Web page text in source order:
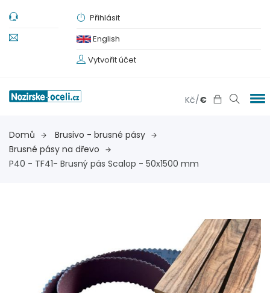
Přihlásit
English
Vytvořit účet
Kč/€
Domů
Brusivo - brusné pásy
Brusné pásy na dřevo
P40 - TF41- Brusný pás Scalop - 50x1500 mm